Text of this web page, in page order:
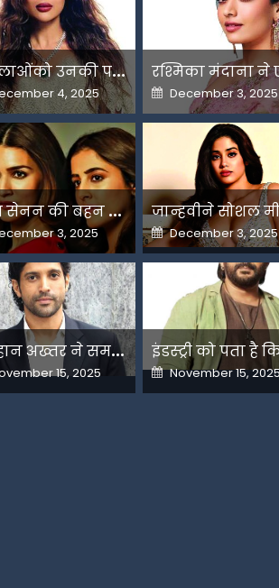
म
हिलाओंको उनकी पसंद के लिए उन्हें जज किया जाता है-मलाइका
4, 2025 Posted
on
December 3, 2025
क
ृति सेनन की बहन नूपुर अगले महीने करेंगी डेस्टिनेशन मैरिज
3, 2025 Posted
on
December 3, 2025
फ
रहान अख्तर ने समझाया देशभक्ति और अंधभक्ति का फर्क
15, 2025 Posted
on
November 15,